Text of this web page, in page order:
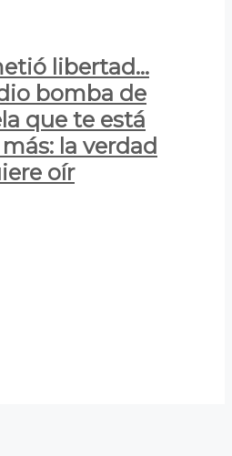
libertad…
bomba de
que te está
la verdad
oír